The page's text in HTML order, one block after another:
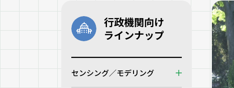
行政機関向け
ラインナップ
センシング／モデリング